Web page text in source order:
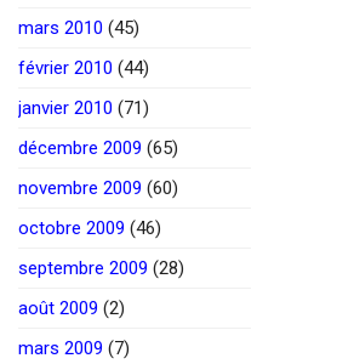
mars 2010 (45)
février 2010 (44)
janvier 2010 (71)
décembre 2009 (65)
novembre 2009 (60)
octobre 2009 (46)
septembre 2009 (28)
août 2009 (2)
mars 2009 (7)